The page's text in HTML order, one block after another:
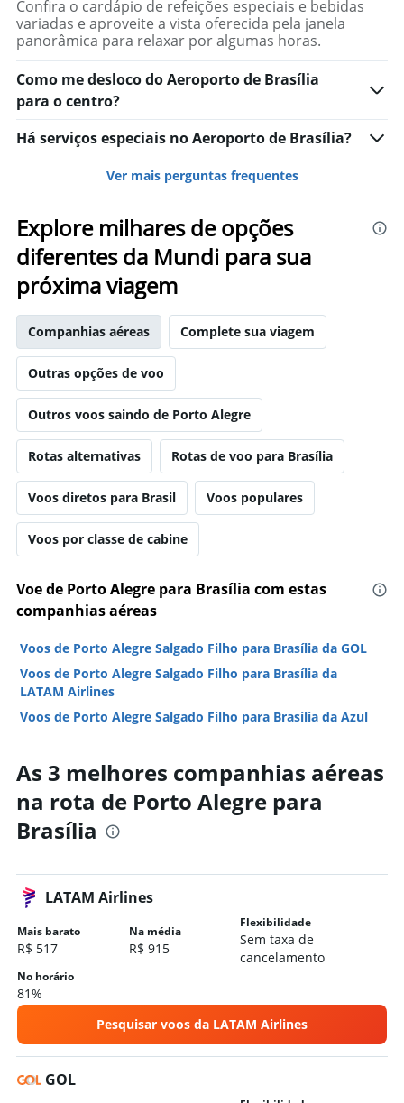
Confira o cardápio de refeições especiais e bebidas
variadas e aproveite a vista oferecida pela janela
panorâmica para relaxar por algumas horas.
Como me desloco do Aeroporto de Brasília
para o centro?
Há serviços especiais no Aeroporto de Brasília?
Ver mais perguntas frequentes
Explore milhares de opções
diferentes da Mundi para sua
próxima viagem
Companhias aéreas Complete sua viagem
Outras opções de voo
Outros voos saindo de Porto Alegre
Rotas alternativas Rotas de voo para Brasília
Voos diretos para Brasil Voos populares
Voos por classe de cabine
Voe de Porto Alegre para Brasília com estas
companhias aéreas
Voos de Porto Alegre Salgado Filho para Brasília da GOL
Voos de Porto Alegre Salgado Filho para Brasília da
LATAM Airlines
Voos de Porto Alegre Salgado Filho para Brasília da Azul
As 3 melhores companhias aéreas
na rota de Porto Alegre para
Brasília
LATAM Airlines
Mais barato
R$ 517
Na média
R$ 915
Flexibilidade
Sem taxa de
cancelamento
No horário
81%
Pesquisar voos da LATAM Airlines
GOL